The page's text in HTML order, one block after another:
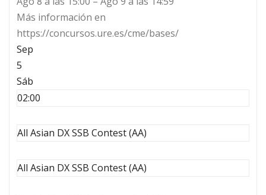
Más información en
https://concursos.ure.es/cme/bases/
Sep
5
Sáb
02:00
All Asian DX SSB Contest (AA)
All Asian DX SSB Contest (AA)